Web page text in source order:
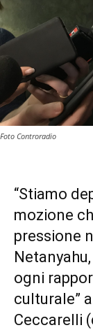
Foto Controradio
“Stiamo
mozione
pressione
ogni
culturale”
Ceccarelli